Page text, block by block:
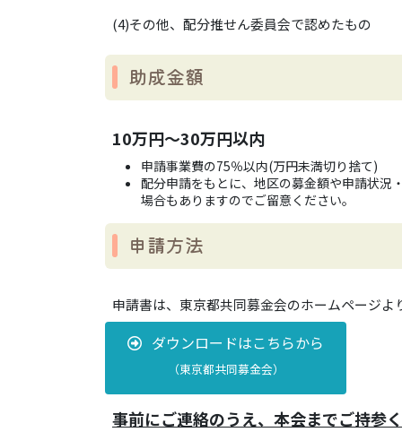
(4)その他、配分推せん委員会で認めたもの
助成金額
10万円～30万円以内
申請事業費の75％以内(万円未満切り捨て)
配分申請をもとに、地区の募金額や申請状況
場合もありますのでご留意ください。
申請方法
申請書は、東京都共同募金会のホームページ
ダウンロードはこちらから
（東京都共同募金会）
事前にご連絡のうえ、本会までご持参